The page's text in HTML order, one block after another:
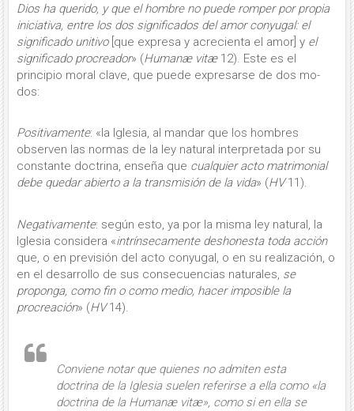
Dios ha que­rido, y que el hombre no puede romper por propia
iniciativa, entre los dos sig­nificados del amor conyugal: el
signifi­cado unitivo[que expresa y acrecienta el amor] y el
significado procreador» (Humanæ vitæ12). Este es el
principio moral clave, que puede expresarse de dos mo­
dos:
Positivamente: «la Iglesia, al mandar que los hombres
observen las normas de la ley natural interpretada por su
cons­tante doctrina, enseña que cualquier acto matrimonial
debe quedar abierto a la transmisión de la vida» (HV11).
Negativamente: según esto, ya por la misma ley natural, la
Iglesia considera «intrínsecamente deshonesta toda acción
que, o en previsión del acto conyugal, o en su realización, o
en el desarrollo de sus consecuencias naturales, se
proponga, como fin o como medio, hacer imposi­ble la
procreación» (HV14).
Conviene notar que quienes no admiten esta
doctrina de la Iglesia suelen referirse a ella como «la
doctrina de la Humanæ vitæ», como si en ella se